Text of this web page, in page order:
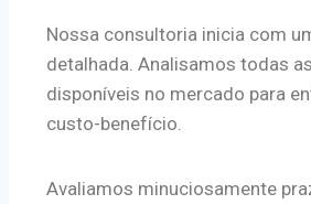
Nossa consultoria inicia com
detalhada. Analisamos todas as
disponíveis no mercado para
custo-benefício.
Avaliamos minuciosamente